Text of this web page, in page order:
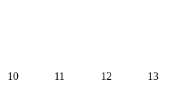
10 11 12 13